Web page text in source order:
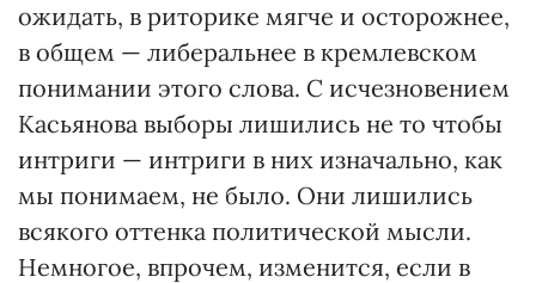
ожидать, в риторике мягче и осторожнее,
в общем — либеральнее в кремлевском
понимании этого слова. С исчезновением
Касьянова выборы лишились не то чтобы
интриги — интриги в них изначально, как
мы понимаем, не было. Они лишились
всякого оттенка политической мысли.
Немногое, впрочем, изменится, если в